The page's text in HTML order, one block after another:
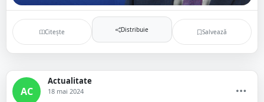
Citește Distribuie Salvează
AC
Actualitate
18 mai 2024